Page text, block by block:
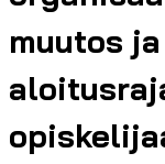
muutos